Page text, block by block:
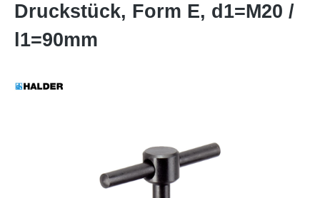
Druckstück, Form E, d1=M20 /
l1=90mm